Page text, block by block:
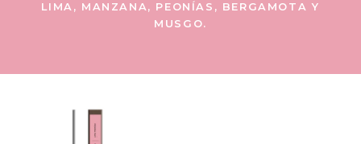
LIMA, MANZANA, PEONÍAS, BERGAMOTA Y
MUSGO.